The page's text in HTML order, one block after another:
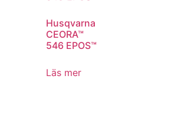
Husqvarna
CEORA™
546 EPOS™
Läs mer